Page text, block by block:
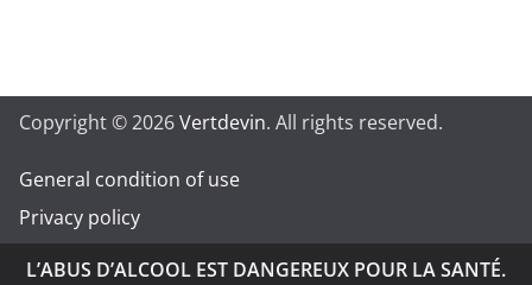
Copyright © 2026Vertdevin. All rights reserved.
General condition of use
Privacy policy
L’ABUS D’ALCOOL EST DANGEREUX POUR LA SANTÉ.